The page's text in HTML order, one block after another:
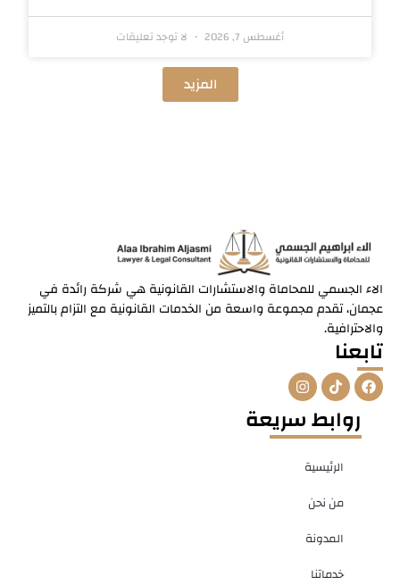
أغسطس 7, 2026 لا توجد تعليقات
المزيد
الاء الجسمي للمحاماة والاستشارات القانونية هي شركة رائدة في
عجمان، تقدم مجموعة واسعة من الخدمات القانونية مع التزام بالتميز
والاحترافية.
تابعنا
F
a
c
b
T
i
k
t
o
I
n
s
t
a
روابط سريعة
الرئيسية
من نحن
المدونة
خدماتنا